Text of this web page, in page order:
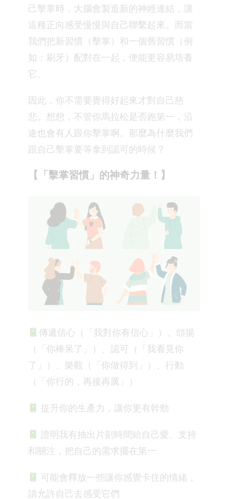
己擊掌時，大腦會製造新的神經連結，讓
這種正向感受慢慢與自己聯繫起來。而當
我們把新習慣（擊掌）和一個舊習慣（例
如：刷牙）配對在一起，便能更容易培養
它。
因此，你不需要覺得好起來才對自己慈
悲。想想，不管你馬拉松是否跑第一，沿
途也會有人跟你擊掌啊。那麼為什麼我們
跟自己擊掌要等拿到認可的時候？
【「擊掌習慣」的神奇力量！】
傳遞信心（「我對你有信心」）、頌揚
（「你棒呆了」）、認可（「我看見你
了」）、樂觀（「你做得到」）、行動
（「你行的，再接再厲」）
提升你的生產力，讓你更有幹勁
證明我有抽出片刻時間給自己愛、支持
和關注，把自己的需求擺在第一
可能會釋放一些讓你感覺卡住的情緒，
請允許自己去感受它們